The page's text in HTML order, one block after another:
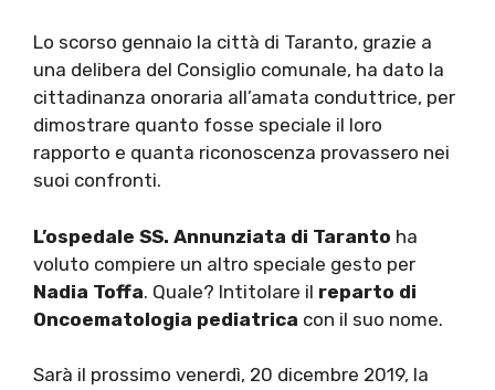
Lo scorso gennaio la città di Taranto, grazie a
una delibera del Consiglio comunale, ha dato la
cittadinanza onoraria all’amata conduttrice, per
dimostrare quanto fosse speciale il loro
rapporto e quanta riconoscenza provassero nei
suoi confronti.
L’ospedale SS. Annunziata di Taranto ha
voluto compiere un altro speciale gesto per
Nadia Toffa. Quale? Intitolare il reparto di
Oncoematologia pediatrica con il suo nome.
Sarà il prossimo venerdì, 20 dicembre 2019, la